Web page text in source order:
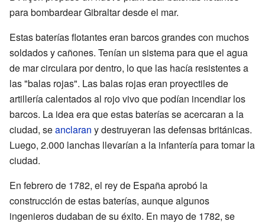
para bombardear Gibraltar desde el mar.
Estas baterías flotantes eran barcos grandes con muchos
soldados y cañones. Tenían un sistema para que el agua
de mar circulara por dentro, lo que las hacía resistentes a
las "balas rojas". Las balas rojas eran proyectiles de
artillería calentados al rojo vivo que podían incendiar los
barcos. La idea era que estas baterías se acercaran a la
ciudad, seanclaran y destruyeran las defensas británicas.
Luego, 2.000 lanchas llevarían a la infantería para tomar la
ciudad.
En febrero de 1782, el rey de España aprobó la
construcción de estas baterías, aunque algunos
ingenieros dudaban de su éxito. En mayo de 1782, se